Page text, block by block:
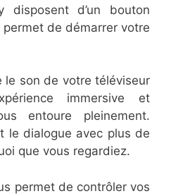
disposent d’un bouton
de démarrer votre
le son de votre téléviseur
immersive et
entoure pleinement.
le dialogue avec plus de
que vous regardiez.
permet de contrôler vos